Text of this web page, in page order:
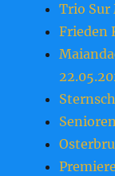
Trio Sur
Frieden